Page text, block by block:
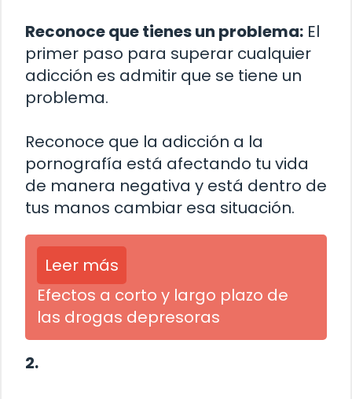
Reconoce que tienes un problema: El
primer paso para superar cualquier
adicción es admitir que se tiene un
problema.
Reconoce que la adicción a la
pornografía está afectando tu vida
de manera negativa y está dentro de
tus manos cambiar esa situación.
Leer más
Efectos a corto y largo plazo de
las drogas depresoras
2.